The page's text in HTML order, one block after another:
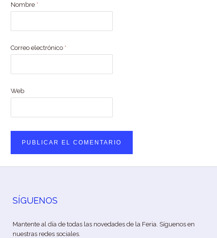
Nombre *
Correo electrónico *
Web
SÍGUENOS
Mantente al día de todas las novedades de la Feria. Síguenos en
nuestras redes sociales.